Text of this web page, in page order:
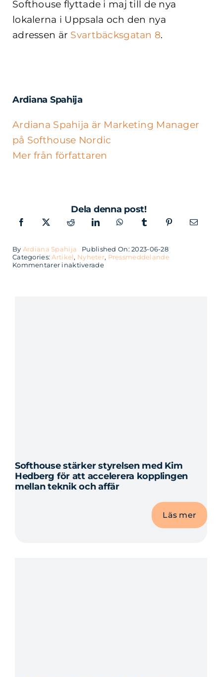
Softhouse flyttade i maj till de nya
lokalerna i Uppsala och den nya
adressen är Svartbäcksgatan 8.
Ardiana Spahija
Ardiana Spahija är Marketing Manager
på Softhouse Nordic
Mer från författaren
Dela denna post!
By Ardiana Spahija
Published On: 2023-06-28
Categories:Artikel, Nyheter, Pressmeddelande
Kommentarer inaktiveradeför
Softhouse stärker styrelsen med Kim
Hedberg för att accelerera kopplingen
mellan teknik och affär
Läs mer